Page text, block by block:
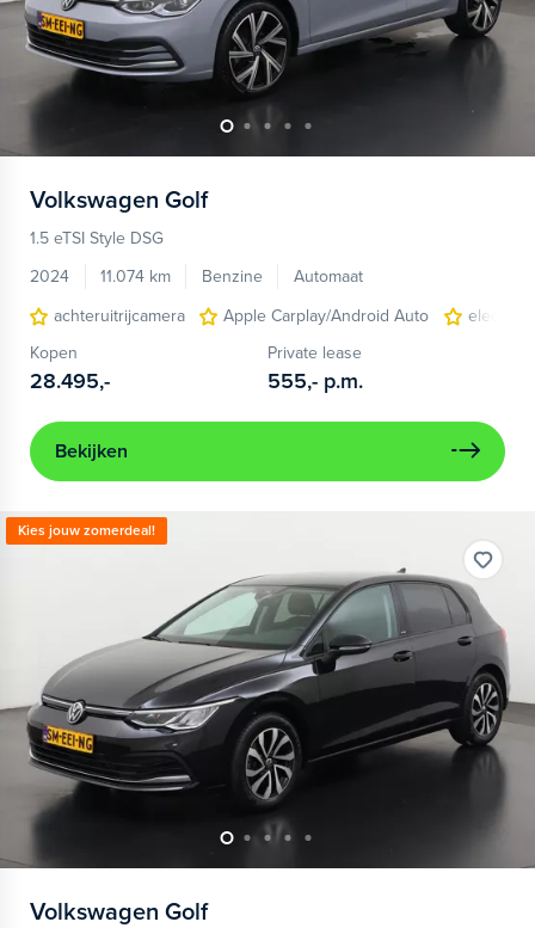
Volkswagen Golf
1.5 eTSI Style DSG
2024
11.074 km Benzine
Automaat
achteruitrijcamera
Apple Carplay/Android Auto
Kopen
28.495,-
Private lease
555,- p.m.
Bekijken
Kies jouw zomerdeal!
Volkswagen Golf